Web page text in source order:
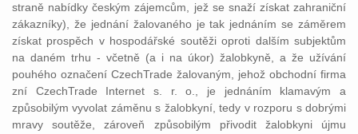
straně nabídky českým zájemcům, jež se snaží získat zahraniční
zákazníky), že jednání žalovaného je tak jednáním se záměrem
získat prospěch v hospodářské soutěži oproti dalším subjektům
na daném trhu - včetně (a i na úkor) žalobkyně, a že užívání
pouhého označení CzechTrade žalovaným, jehož obchodní firma
zní CzechTrade Internet s. r. o., je jednáním klamavým a
způsobilým vyvolat záměnu s žalobkyní, tedy v rozporu s dobrými
mravy soutěže, zároveň způsobilým přivodit žalobkyni újmu